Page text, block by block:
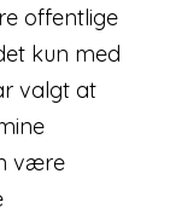
offentlige
kun med
valgt at
være